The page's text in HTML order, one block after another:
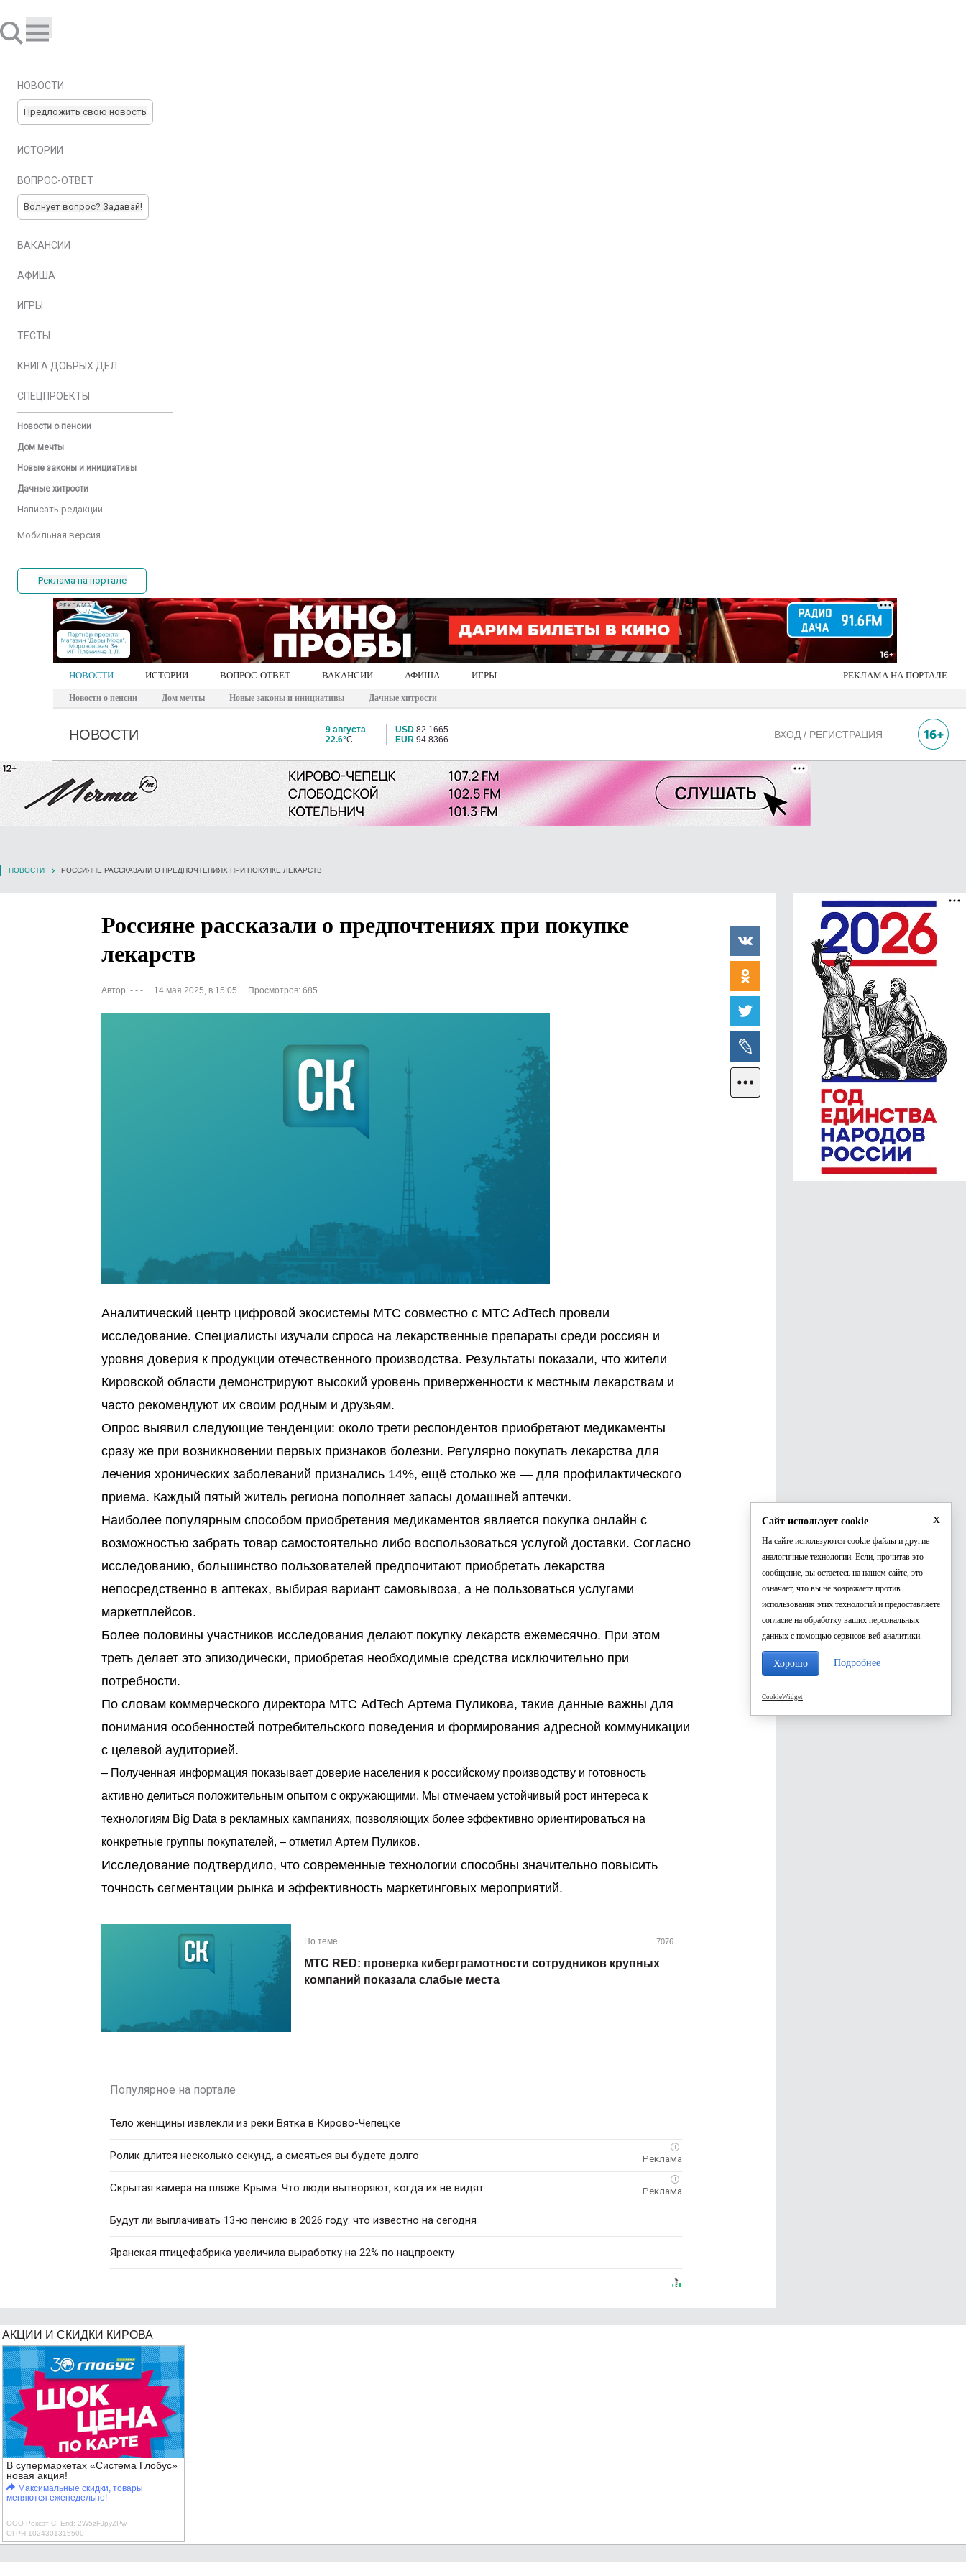
НОВОСТИ
Предложить свою новость
ИСТОРИИ
ВОПРОС-ОТВЕТ
Волнует вопрос? Задавай!
ВАКАНСИИ
АФИША
ИГРЫ
ТЕСТЫ
КНИГА ДОБРЫХ ДЕЛ
СПЕЦПРОЕКТЫ
Новости о пенсии
Дом мечты
Новые законы и инициативы
Дачные хитрости
Написать редакции
Мобильная версия
Реклама на портале
РЕКЛАМА
НОВОСТИ ИСТОРИИ ВОПРОС-ОТВЕТ ВАКАНСИИ АФИША ИГРЫ РЕКЛАМА НА ПОРТАЛЕ
Новости о пенсии Дом мечты Новые законы и инициативы Дачные хитрости
НОВОСТИ
9 августа
22.6°C
USD 82.1665
EUR 94.8366 ВХОД / РЕГИСТРАЦИЯ
НОВОСТИ РОССИЯНЕ РАССКАЗАЛИ О ПРЕДПОЧТЕНИЯХ ПРИ ПОКУПКЕ ЛЕКАРСТВ
Россияне рассказали о предпочтениях при покупке
лекарств
Автор: - - - 14 мая 2025, в 15:05 Просмотров: 685
Аналитический центр цифровой экосистемы МТС совместно с MTC AdTech провели
исследование. Специалисты изучали спроса на лекарственные препараты среди россиян и
уровня доверия к продукции отечественного производства. Результаты показали, что жители
Кировской области демонстрируют высокий уровень приверженности к местным лекарствам и
часто рекомендуют их своим родным и друзьям.
Опрос выявил следующие тенденции: около трети респондентов приобретают медикаменты
сразу же при возникновении первых признаков болезни. Регулярно покупать лекарства для
лечения хронических заболеваний признались 14%, ещё столько же — для профилактического
приема. Каждый пятый житель региона пополняет запасы домашней аптечки.
Наиболее популярным способом приобретения медикаментов является покупка онлайн с
возможностью забрать товар самостоятельно либо воспользоваться услугой доставки. Согласно
исследованию, большинство пользователей предпочитают приобретать лекарства
непосредственно в аптеках, выбирая вариант самовывоза, а не пользоваться услугами
маркетплейсов.
Более половины участников исследования делают покупку лекарств ежемесячно. При этом
треть делает это эпизодически, приобретая необходимые средства исключительно при
потребности.
По словам коммерческого директора МТС AdTech Артема Пуликова, такие данные важны для
понимания особенностей потребительского поведения и формирования адресной коммуникации
с целевой аудиторией.
– Полученная информация показывает доверие населения к российскому производству и готовность
активно делиться положительным опытом с окружающими. Мы отмечаем устойчивый рост интереса к
технологиям Big Data в рекламных кампаниях, позволяющих более эффективно ориентироваться на
конкретные группы покупателей, – отметил Артем Пуликов.
Исследование подтвердило, что современные технологии способны значительно повысить
точность сегментации рынка и эффективность маркетинговых мероприятий.
По теме 7076
МТС RED: проверка киберграмотности сотрудников крупных
компаний показала слабые места
Популярное на портале
Тело женщины извлекли из реки Вятка в Кирово-Чепецке
i
Ролик длится несколько секунд, а смеяться вы будете долго
i
Скрытая камера на пляже Крыма: Что люди вытворяют, когда их не видят...
Будут ли выплачивать 13-ю пенсию в 2026 году: что известно на сегодня
Яранская птицефабрика увеличила выработку на 22% по нацпроекту
АКЦИИ И СКИДКИ КИРОВА
В супермаркетах «Система Глобус»
новая акция!
Максимальные скидки, товары
меняются еженедельно!
ООО Роксэт-С, Erid: 2W5zFJpyZPw
ОГРН 1024301315500
x
Сайт использует cookie
На сайте используются cookie-файлы и другие
аналогичные технологии. Если, прочитав это
сообщение, вы остаетесь на нашем сайте, это
означает, что вы не возражаете против
использования этих технологий и предоставляете
согласие на обработку ваших персональных
данных с помощью сервисов веб-аналитики.
Хорошо Подробнее
CookieWidget